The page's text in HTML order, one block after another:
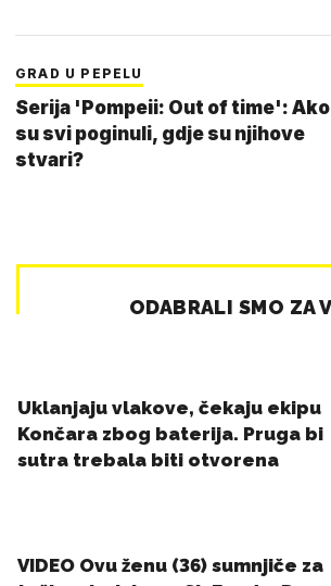
GRAD U PEPELU
Serija 'Pompeii: Out of time': Ako
su svi poginuli, gdje su njihove
stvari?